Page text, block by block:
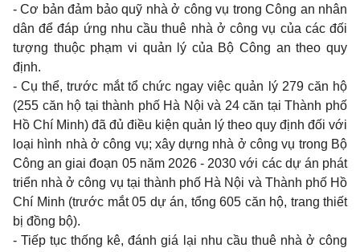
- Cơ bản đảm bảo quỹ nhà ở công vụ trong Công an nhân
dân để đáp ứng nhu cầu thuê nhà ở công vụ của các đối
tượng thuộc phạm vi quản lý của Bộ Công an theo quy
định.
- Cụ thể, trước mắt tổ chức ngay việc quản lý 279 căn hộ
(255 căn hộ tại thành phố Hà Nội và 24 căn tại Thành phố
Hồ Chí Minh) đã đủ điều kiện quản lý theo quy định đối với
loại hình nhà ở công vụ; xây dựng nhà ở công vụ trong Bộ
Công an giai đoạn 05 năm 2026 - 2030 với các dự án phát
triển nhà ở công vụ tại thành phố Hà Nội và Thành phố Hồ
Chí Minh (trước mắt 05 dự án, tổng 605 căn hộ, trang thiết
bị đồng bộ).
- Tiếp tục thống kê, đánh giá lại nhu cầu thuê nhà ở công